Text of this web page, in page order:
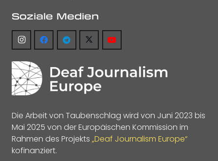
Soziale Medien
Die Arbeit von Taubenschlag wird von Juni 2023 bis
Mai 2025 von der Europäischen Kommission im
Rahmen des Projekts „Deaf Journalism Europe“
kofinanziert.